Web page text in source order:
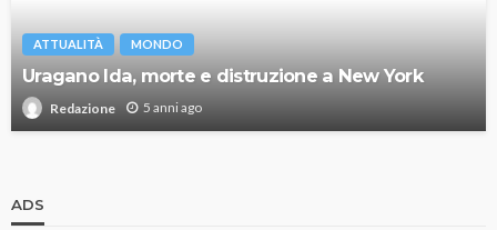
ATTUALITÀ MONDO
Uragano Ida, morte e distruzione a New York
Redazione 5 anni ago
ADS